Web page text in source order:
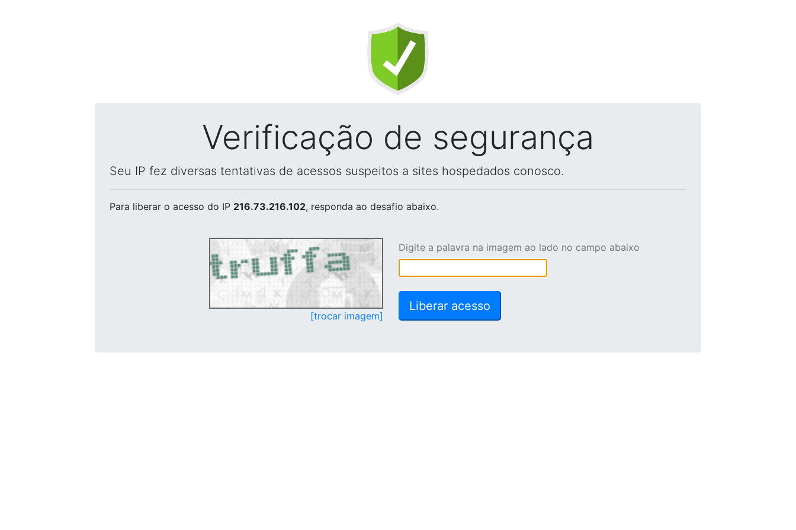
Verificação de segurança
Seu IP fez diversas tentativas de acessos suspeitos a sites hospedados conosco.
Para liberar o acesso do IP 216.73.216.102, responda ao desafio abaixo.
[trocar imagem]
Digite a palavra na imagem ao lado no campo abaixo